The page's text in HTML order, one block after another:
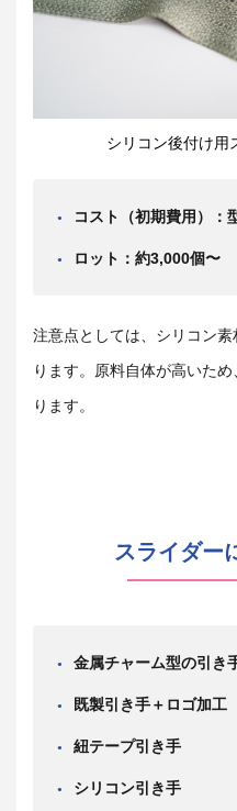
シリコン後付け用
コスト（初期費用）：
ロット：約3,000個〜
注意点としては、シリコン
ります。原料自体が高いた
ります。
スライダー
金属チャーム型の引き
既製引き手＋ロゴ加工
紐テープ引き手
シリコン引き手